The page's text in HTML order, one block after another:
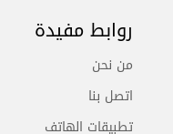
روابط مفيدة
من نحن
اتصل بنا
تطبيقات الهاتف